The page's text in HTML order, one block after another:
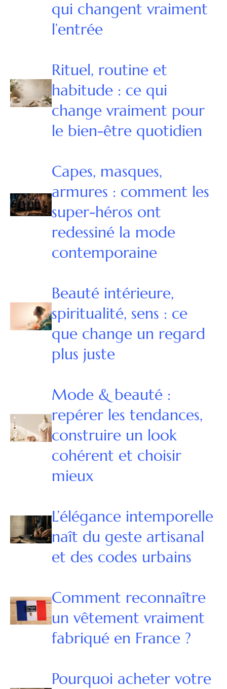
qui changent vraiment
l’entrée
Rituel, routine et
habitude : ce qui
change vraiment pour
le bien-être quotidien
Capes, masques,
armures : comment les
super-héros ont
redessiné la mode
contemporaine
Beauté intérieure,
spiritualité, sens : ce
que change un regard
plus juste
Mode & beauté :
repérer les tendances,
construire un look
cohérent et choisir
mieux
L’élégance intemporelle
naît du geste artisanal
et des codes urbains
Comment reconnaître
un vêtement vraiment
fabriqué en France ?
Pourquoi acheter votre